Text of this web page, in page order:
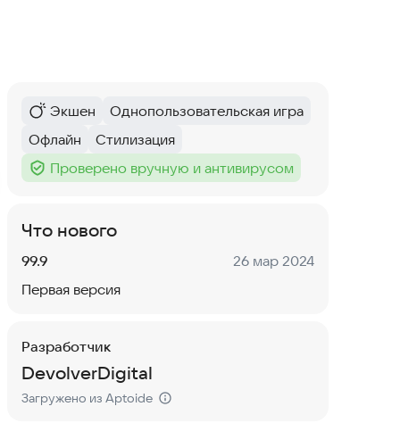
Категория
Экшен
Тег:
Однопользовательская игра
Тег:
Офлайн
Тег:
Стилизация
Тег :
Проверено вручную и антивирусом
Что нового
Версия:
99.9 Дата:
26 мар 2024
Первая версия
Разработчик
DevolverDigital
Загружено из Aptoide